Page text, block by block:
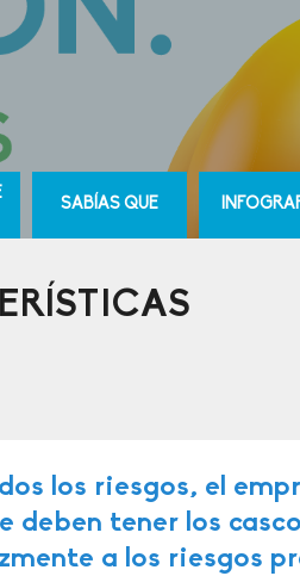
SABÍAS QUE
los riesgos, el
deben tener los
a los riesgos